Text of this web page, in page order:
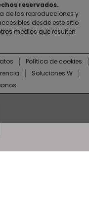
reservados.
de las reproducciones y
desde este sitio
medios que resulten
Política de cookies
Soluciones W